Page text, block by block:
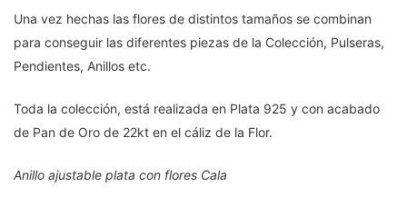
Una vez hechas las flores de distintos tamaños se combinan
para conseguir las diferentes piezas de la Colección, Pulseras,
Pendientes, Anillos etc.
Toda la colección, está realizada en Plata 925 y con acabado
de Pan de Oro de 22kt en el cáliz de la Flor.
Anillo ajustable plata con flores Cala